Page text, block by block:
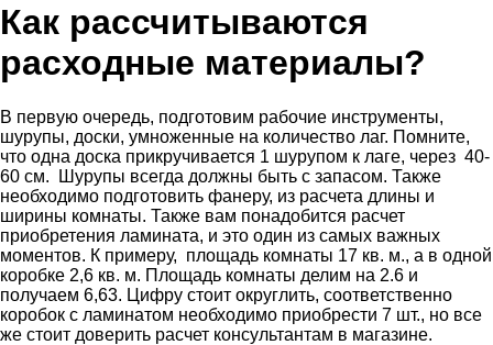
Как рассчитываются
расходные материалы?
В первую очередь, подготовим рабочие инструменты,
шурупы, доски, умноженные на количество лаг. Помните,
что одна доска прикручивается 1 шурупом к лаге, через 40-
60 см. Шурупы всегда должны быть с запасом. Также
необходимо подготовить фанеру, из расчета длины и
ширины комнаты. Также вам понадобится расчет
приобретения ламината, и это один из самых важных
моментов. К примеру, площадь комнаты 17 кв. м., а в одной
коробке 2,6 кв. м. Площадь комнаты делим на 2.6 и
получаем 6,63. Цифру стоит округлить, соответственно
коробок с ламинатом необходимо приобрести 7 шт., но все
же стоит доверить расчет консультантам в магазине.